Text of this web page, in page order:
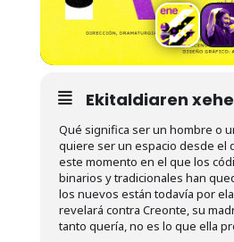
Ekitaldiaren
Qué significa ser un hombre o
quiere ser un espacio desde el
este momento en el que los
binarios y tradicionales han
los nuevos están todavía por
revelará contra Creonte, su
tanto quería, no es lo que ella